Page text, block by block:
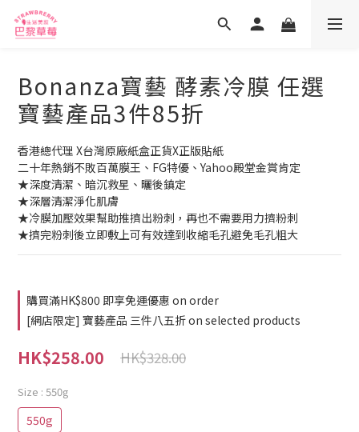
Bonanza寶藝 酵素冷膜 任選
寶藝產品3件85折
香港總代理 X台灣原廠紙盒正貨X正版貼紙
二十年熱銷不敗百萬膜王、FG特優、Yahoo殿堂金賞肯定
★深度清潔、暗沉救星、曬後鎮定
★深層清潔淨化肌膚
★冷膜加壓效果幫助推擠出粉刺，再也不需要用力擠粉刺
★擠完粉刺後立即敷上可有效達到收縮毛孔避免毛孔粗大
購買滿HK$800 即享免運優惠 on order
[網店限定] 寶藝產品 三件八五折 on selected products
HK$258.00 HK$328.00
Size : 550g
550g